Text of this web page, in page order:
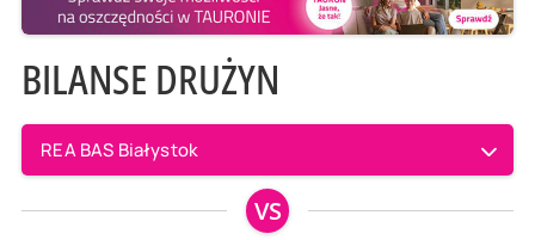
BILANSE DRUŻYN
REA BAS Białystok
VS